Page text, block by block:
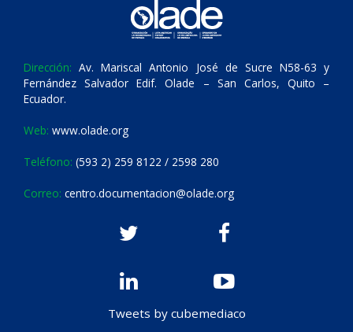
Dirección: Av. Mariscal Antonio José de Sucre N58-63 y
Fernández Salvador Edif. Olade – San Carlos, Quito –
Ecuador.
Web: www.olade.org
Teléfono: (593 2) 259 8122 / 2598 280
Correo: centro.documentacion@olade.org
Tweets by cubemediaco